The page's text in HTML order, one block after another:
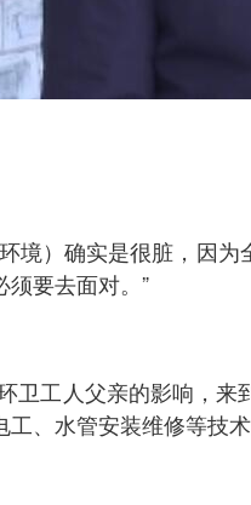
境）确实是很脏，因
要去面对。”
卫工人父亲的影响，
、水管安装维修等技